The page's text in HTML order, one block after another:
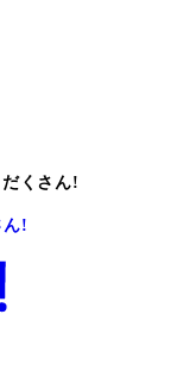
くさん!
ん!